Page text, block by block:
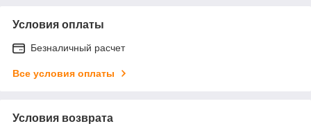
Условия оплаты
Безналичный расчет
Все условия оплаты
Условия возврата